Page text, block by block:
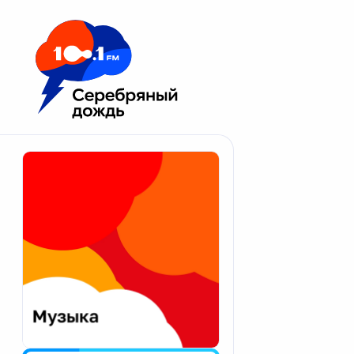
Москва 100.1 FM
Апатиты
Екатеринбург
Калининград
Калуга